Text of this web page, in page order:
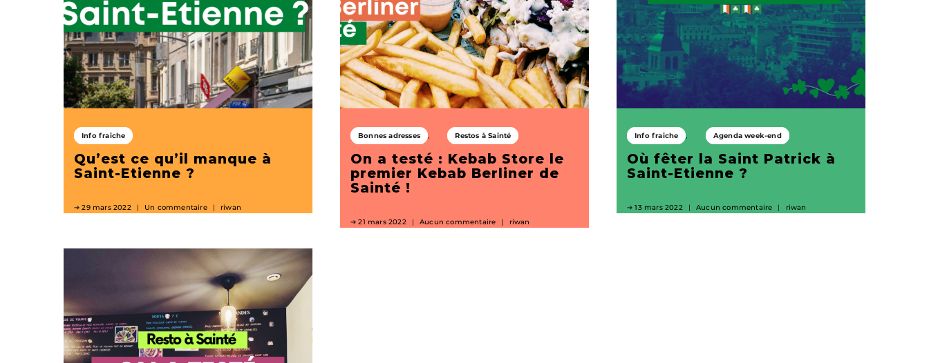
Info fraiche
Qu’est ce qu’il manque à
Saint-Etienne ?
29 mars 2022 Un commentaire riwan
Bonnes adresses Restos à Sainté
On a testé : Kebab Store le
premier Kebab Berliner de
Sainté !
21 mars 2022 Aucun commentaire riwan
Info fraiche Agenda week-end
Où fêter la Saint Patrick à
Saint-Etienne ?
13 mars 2022 Aucun commentaire riwan